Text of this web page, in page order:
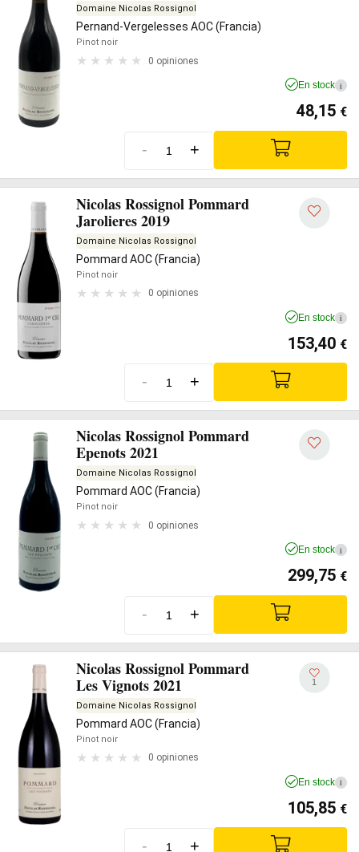
Domaine Nicolas Rossignol
Pernand-Vergelesses AOC (Francia)
Pinot noir
0 opiniones
En stock i
48,15 €
- +
Nicolas Rossignol Pommard
Jarolieres 2019
Domaine Nicolas Rossignol
Pommard AOC (Francia)
Pinot noir
0 opiniones
En stock i
153,40 €
- +
Nicolas Rossignol Pommard
Epenots 2021
Domaine Nicolas Rossignol
Pommard AOC (Francia)
Pinot noir
0 opiniones
En stock i
299,75 €
- +
Nicolas Rossignol Pommard
Les Vignots 2021
Domaine Nicolas Rossignol
Pommard AOC (Francia)
Pinot noir
0 opiniones
1
En stock i
105,85 €
- +